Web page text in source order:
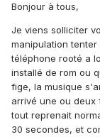
Bonjour à tous,
Je viens solliciter
manipulation
téléphone rooté a
installé de rom ou
fige, la musique
arrivé une ou
tout reprenait
30 secondes, et